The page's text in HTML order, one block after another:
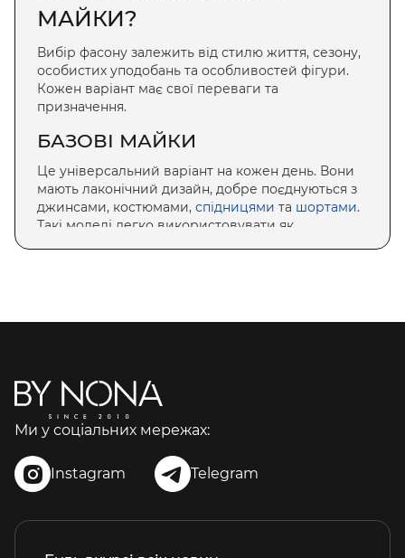
МАЙКИ?
Вибір фасону залежить від стилю життя, сезону,
особистих уподобань та особливостей фігури.
Кожен варіант має свої переваги та
призначення.
БАЗОВІ МАЙКИ
Це універсальний варіант на кожен день. Вони
мають лаконічний дизайн, добре поєднуються з
джинсами, костюмами, спідницями та шортами.
Такі моделі легко використовувати як
Жіночі майки на бретельках чудово підходять
жіночним, а різноманітність крою дозволяє
підібрати модель практично під будь-який стиль.
МАЙКИ В РУБЧИК
Одним із найпопулярніших варіантів
залишається майка жіноча в рубчик. Завдяки
фігурі, не сковує рухів та гармонійно виглядає як
Ми у соціальних мережах:
Instagram Telegram